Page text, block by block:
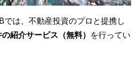
では、不動産投資のプロと提携し
紹介サービス（無料）
を行ってい